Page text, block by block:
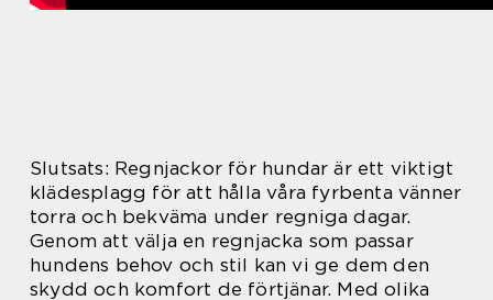
Slutsats: Regnjackor för hundar är ett viktigt
klädesplagg för att hålla våra fyrbenta vänner
torra och bekväma under regniga dagar.
Genom att välja en regnjacka som passar
hundens behov och stil kan vi ge dem den
skydd och komfort de förtjänar. Med olika